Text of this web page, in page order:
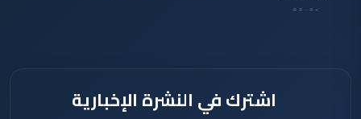
دقيقة
اشترك في النشرة الإخبارية